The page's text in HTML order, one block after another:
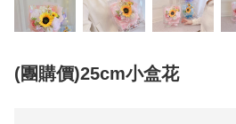
(團購價)25cm小盒花